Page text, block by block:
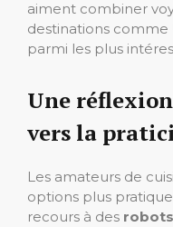
aiment combiner
destinations comme
parmi les plus
Une
vers la
Les amateurs de
options plus
recours à des